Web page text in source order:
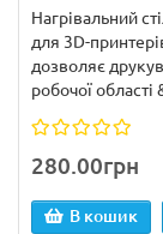
Нагрівальний
для 3D-
дозволяє
робочої області
280.00грн
В кошик